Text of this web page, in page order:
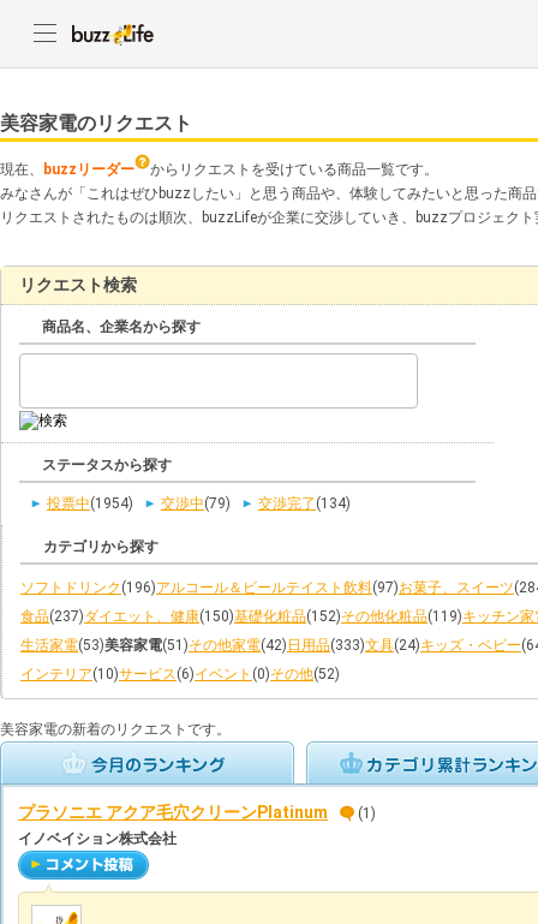
美容家電のリクエスト
現在、 buzzリーダー
からリクエストを受けている商品一覧です。
みなさんが「これはぜひbuzzしたい」と思う商品や、体験してみたいと思った商
リクエストされたものは順次、buzzLifeが企業に交渉していき、buzzプロジェク
リクエスト検索
商品名、企業名から探す
ステータスから探す
投票中(1954) 交渉中(79) 交渉完了 (134)
カテゴリから探す
ソフトドリンク (196)アルコール＆ビールテイスト飲料(97)お菓子、スイーツ
食品(237)ダイエット、健康(150)基礎化粧品(152)その他化粧品(119)キッチン家
生活家電(53)美容家電(51)その他家電(42) 日用品(333)文具(24)キッズ・ベビー
インテリア(10)サービス(6)イベント (0)その他(52)
美容家電の新着のリクエストです。
プラソニエ アクア毛穴クリーンPlatinum
(1)
イノベイション株式会社